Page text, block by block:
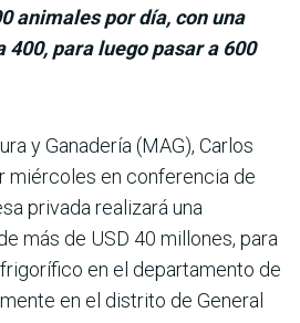
animales por día, con una
para luego pasar a 600
y Ganadería (MAG), Carlos
miércoles en conferencia de
privada reali­zará una
más de USD 40 millo­nes, para
en el departa­mento de
en el distrito de General